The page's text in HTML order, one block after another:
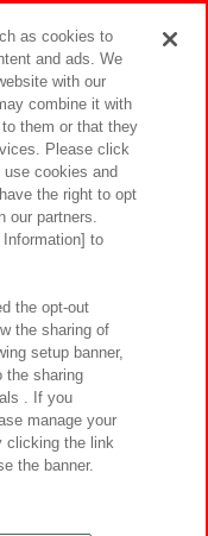
サイトポリシー
リティ方針と検証結果
ご質問・お問い合わせ
Inc.
Inc.
as cookies to
and ads. We
with our
combine it with
them or that they
Please click
cookies and
the right to opt
our partners.
to
the opt-out
the sharing of
setup banner,
the sharing
. If you
manage your
clicking the link
the banner.